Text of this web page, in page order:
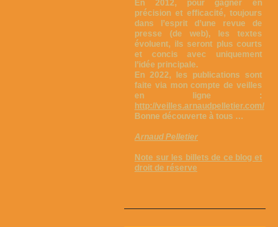
En 2012, pour gagner en
précision et efficacité, toujours
dans l’esprit d’une revue de
presse (de web), les textes
évoluent, ils seront plus courts
et concis avec uniquement
l’idée principale.
En 2022, les publications sont
faite via mon compte de veilles
en ligne :
http://veilles.arnaudpelletier.com/
Bonne découverte à tous …
Arnaud Pelletier
Note sur les billets de ce blog et
droit de réserve